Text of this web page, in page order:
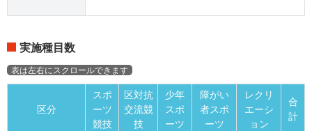
実施種目数
区分
スポ
ーツ
競技
区対抗
交流競
技
少年
スポ
ーツ
障がい
者スポ
ーツ
レクリ
エーシ
ョン
合
計